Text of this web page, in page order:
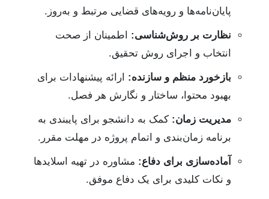
پایان‌نامه‌ها و رویه‌های قضایی مرتبط و به‌روز.
نظارت بر روش‌شناسی: اطمینان از صحت
انتخاب و اجرای روش تحقیق.
بازخورد منظم و سازنده: ارائه پیشنهادات برای
بهبود محتوا، ساختار و نگارش هر فصل.
مدیریت زمان: کمک به دانشجو برای پایبندی به
برنامه زمان‌بندی و اتمام پروژه در مهلت مقرر.
آماده‌سازی برای دفاع: مشاوره در تهیه اسلایدها
و نکات کلیدی برای یک دفاع موفق.